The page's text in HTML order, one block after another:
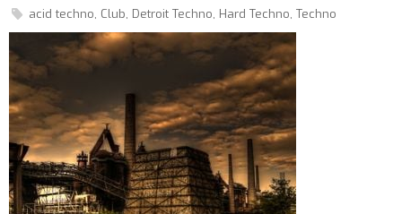
acid techno, Club, Detroit Techno, Hard Techno, Techno